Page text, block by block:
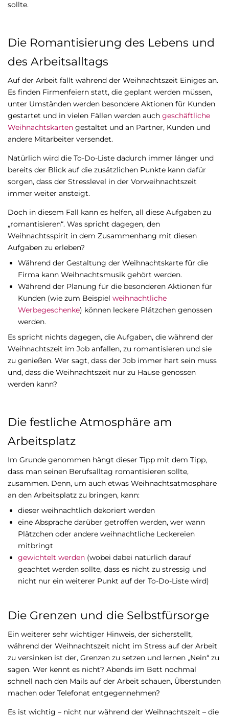
sollte.
Die Romantisierung des Lebens und
des Arbeitsalltags
Auf der Arbeit fällt während der Weihnachtszeit Einiges an.
Es finden Firmenfeiern statt, die geplant werden müssen,
unter Umständen werden besondere Aktionen für Kunden
gestartet und in vielen Fällen werden auch geschäftliche
Weihnachtskarten gestaltet und an Partner, Kunden und
andere Mitarbeiter versendet.
Natürlich wird die To-Do-Liste dadurch immer länger und
bereits der Blick auf die zusätzlichen Punkte kann dafür
sorgen, dass der Stresslevel in der Vorweihnachtszeit
immer weiter ansteigt.
Doch in diesem Fall kann es helfen, all diese Aufgaben zu
„romantisieren“. Was spricht dagegen, den
Weihnachtsspirit in dem Zusammenhang mit diesen
Aufgaben zu erleben?
Während der Gestaltung der Weihnachtskarte für die
Firma kann Weihnachtsmusik gehört werden.
Während der Planung für die besonderen Aktionen für
Kunden (wie zum Beispiel weihnachtliche
Werbegeschenke) können leckere Plätzchen genossen
werden.
Es spricht nichts dagegen, die Aufgaben, die während der
Weihnachtszeit im Job anfallen, zu romantisieren und sie
zu genießen. Wer sagt, dass der Job immer hart sein muss
und, dass die Weihnachtszeit nur zu Hause genossen
werden kann?
Die festliche Atmosphäre am
Arbeitsplatz
Im Grunde genommen hängt dieser Tipp mit dem Tipp,
dass man seinen Berufsalltag romantisieren sollte,
zusammen. Denn, um auch etwas Weihnachtsatmosphäre
an den Arbeitsplatz zu bringen, kann:
dieser weihnachtlich dekoriert werden
eine Absprache darüber getroffen werden, wer wann
Plätzchen oder andere weihnachtliche Leckereien
mitbringt
gewichtelt werden (wobei dabei natürlich darauf
geachtet werden sollte, dass es nicht zu stressig und
nicht nur ein weiterer Punkt auf der To-Do-Liste wird)
Die Grenzen und die Selbstfürsorge
Ein weiterer sehr wichtiger Hinweis, der sicherstellt,
während der Weihnachtszeit nicht im Stress auf der Arbeit
zu versinken ist der, Grenzen zu setzen und lernen „Nein“ zu
sagen. Wer kennt es nicht? Abends im Bett nochmal
schnell nach den Mails auf der Arbeit schauen, Überstunden
machen oder Telefonat entgegennehmen?
Es ist wichtig – nicht nur während der Weihnachtszeit – die